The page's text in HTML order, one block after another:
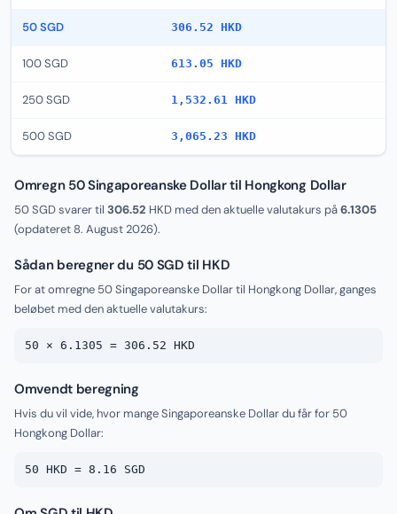
50 SGD 306.52 HKD
100 SGD 613.05 HKD
250 SGD 1,532.61 HKD
500 SGD 3,065.23 HKD
Omregn 50 Singaporeanske Dollar til Hongkong Dollar
50 SGD svarer til 306.52 HKD med den aktuelle valutakurs på6.1305
(opdateret 8. August 2026).
Sådan beregner du 50 SGD til HKD
For at omregne 50 Singaporeanske Dollar til Hongkong Dollar, ganges
beløbet med den aktuelle valutakurs:
50 × 6.1305 = 306.52 HKD
Omvendt beregning
Hvis du vil vide, hvor mange Singaporeanske Dollar du får for 50
Hongkong Dollar:
50 HKD = 8.16 SGD